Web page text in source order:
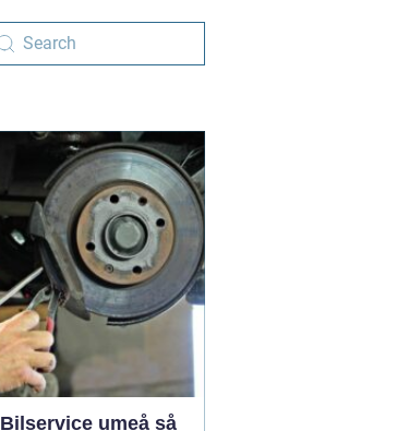
Bilservice umeå så